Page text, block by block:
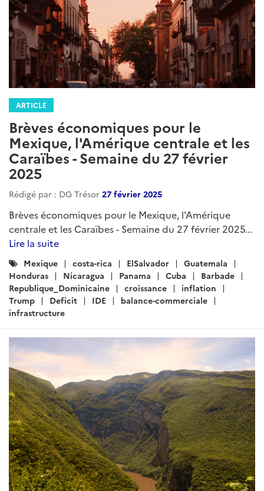
Brèves économiques pour le
Mexique, l’Amérique centrale et les
Caraïbes – Semaine du 29 janvier
2026
Rédigé par : DG Trésor29 janvier 2026
Brèves économiques pour le Mexique, l’Amérique
centrale et les Caraïbes – Semaine du 29 janvier
2026...Lire la suite
Catégories
:
Mexique Guatemala Honduras
ElSalvador
Nicaragua
Dominique
Sainte-Lucie
ARTICLE
Brèves économiques pour le
Mexique, l’Amérique centrale et les
Caraïbes – Semaine du 30 octobre
2025
Rédigé par : DG Trésor30 octobre 2025